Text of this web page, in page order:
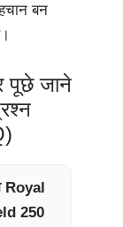
बन
पूछे जाने
Royal
250